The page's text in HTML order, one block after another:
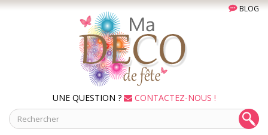
BLOG
UNE QUESTION ? CONTACTEZ-NOUS !